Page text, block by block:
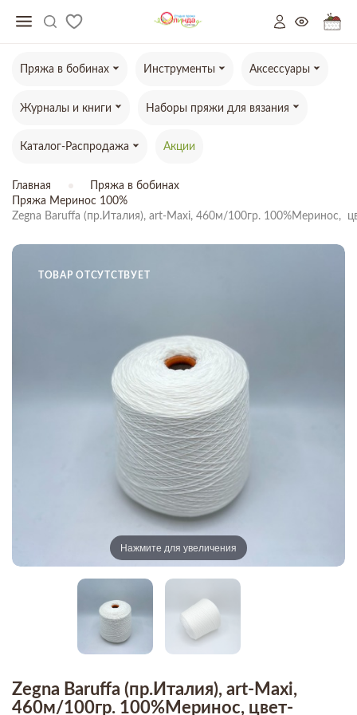
Пряжа в бобинах Инструменты Аксессуары
Журналы и книги Наборы пряжи для вязания
Каталог-Распродажа Акции
Главная
Пряжа в бобинах
Пряжа Меринос 100%
Zegna Baruffa (пр.Италия), art-Maxi, 460м/100гр. 100%Меринос,
ТОВАР ОТСУТСТВУЕТ
Нажмите для увеличения
Zegna Baruffa (пр.Италия), art-Maxi,
460м/100гр. 100%Меринос, цвет-